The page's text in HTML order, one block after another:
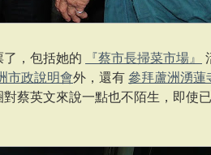
，包括她的 『蔡市長掃菜市場』
市政說明會外，還有 參拜蘆洲湧蓮
蔡英文來說一點也不陌生，即使